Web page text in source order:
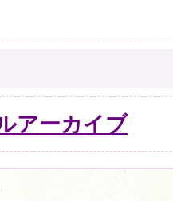
アーカイブ